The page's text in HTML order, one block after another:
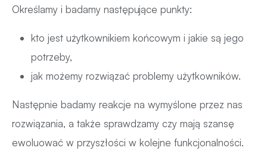
Określamy i badamy następujące punkty:
kto jest użytkownikiem końcowym i jakie są jego
potrzeby,
jak możemy rozwiązać problemy użytkowników.
Następnie badamy reakcje na wymyślone przez nas
rozwiązania, a także sprawdzamy czy mają szansę
ewoluować w przyszłości w kolejne funkcjonalności.